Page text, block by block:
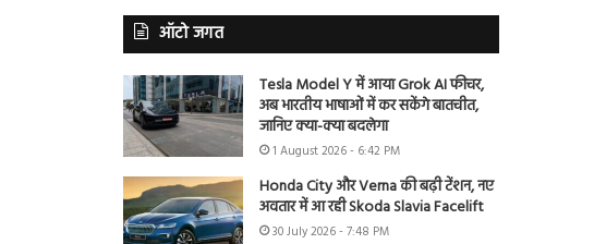
ऑटो जगत
Tesla Model Y में आया Grok AI फीचर,
अब भारतीय भाषाओं में कर सकेंगे बातचीत,
जानिए क्या-क्या बदलेगा
1 August 2026 - 6:42 PM
Honda City और Verna की बढ़ी टेंशन, नए
अवतार में आ रही Skoda Slavia Facelift
30 July 2026 - 7:48 PM